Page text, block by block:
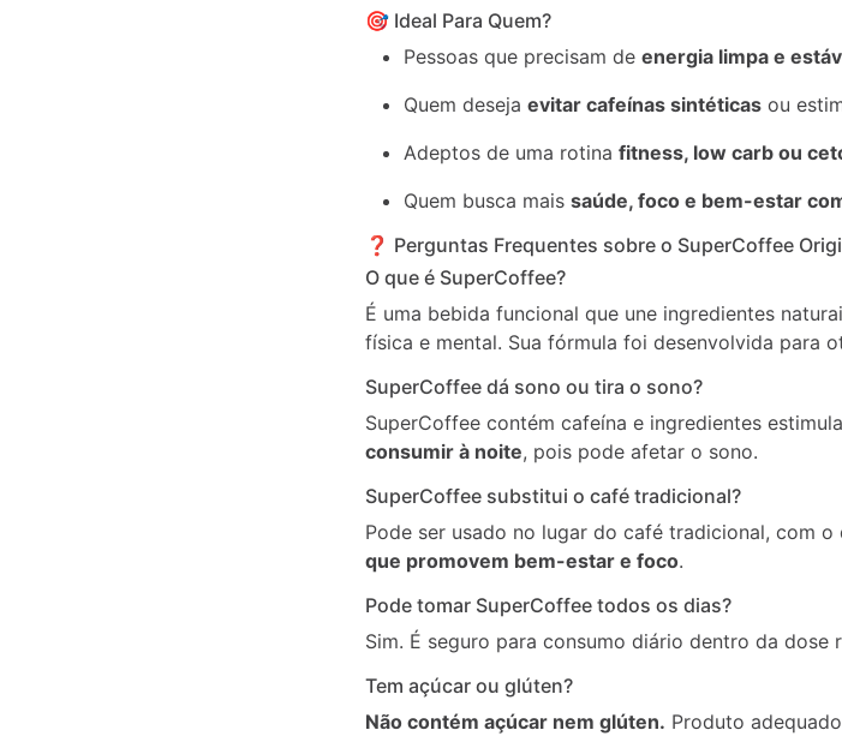
🎯 Ideal Para Quem?
Pessoas que precisam de energia limpa e
Quem deseja evitar cafeínas sintéticas ou
Adeptos de uma rotina fitness, low carb ou
Quem busca mais saúde, foco e bem-estar
❓ Perguntas Frequentes sobre o SuperCoffee
O que é SuperCoffee?
É uma bebida funcional que une ingredientes
física e mental. Sua fórmula foi desenvolvida para
SuperCoffee dá sono ou tira o sono?
SuperCoffee contém cafeína e ingredientes
consumir à noite, pois pode afetar o sono.
SuperCoffee substitui o café tradicional?
Pode ser usado no lugar do café tradicional, com
que promovem bem-estar e foco.
Pode tomar SuperCoffee todos os dias?
Sim. É seguro para consumo diário dentro da dose
Tem açúcar ou glúten?
Não contém açúcar nem glúten. Produto